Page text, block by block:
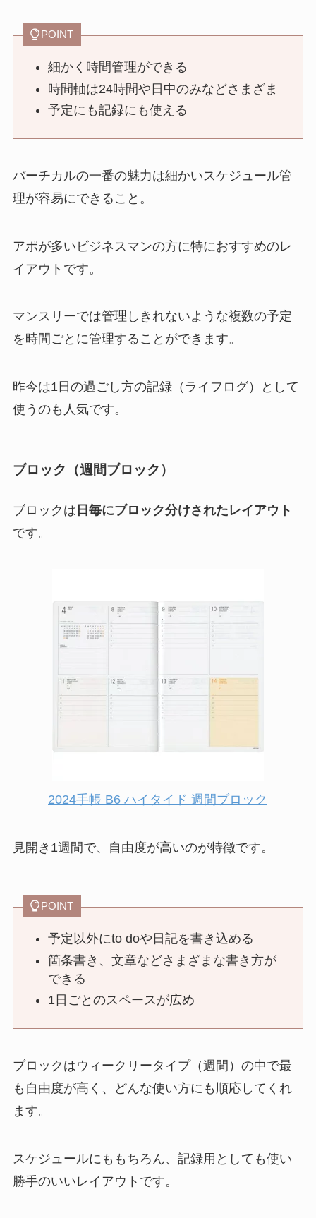
POINT
細かく時間管理ができる
時間軸は24時間や日中のみなどさまざま
予定にも記録にも使える
バーチカルの一番の魅力は細かいスケジュール管
理が容易にできること。
アポが多いビジネスマンの方に特におすすめのレ
イアウトです。
マンスリーでは管理しきれないような複数の予定
を時間ごとに管理することができます。
昨今は1日の過ごし方の記録（ライフログ）として
使うのも人気です。
ブロック（週間ブロック）
ブロックは 日毎にブロック分けされたレイアウト
です。
2024手帳 B6 ハイタイド 週間ブロック
見開き1週間で、自由度が高いのが特徴です。
POINT
予定以外にto doや日記を書き込める
箇条書き、文章などさまざまな書き方が
できる
1日ごとのスペースが広め
ブロックはウィークリータイプ（週間）の中で最
も自由度が高く、どんな使い方にも順応してくれ
ます。
スケジュールにももちろん、記録用としても使い
勝手のいいレイアウトです。